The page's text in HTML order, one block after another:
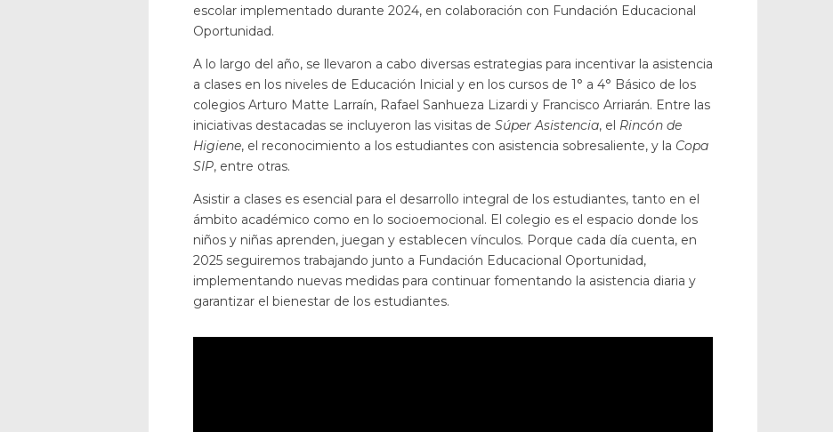
escolar implementado durante 2024, en colaboración con Fundación Educacional
Oportunidad.
A lo largo del año, se llevaron a cabo diversas estrategias para incentivar la asistencia
a clases en los niveles de Educación Inicial y en los cursos de 1° a 4° Básico de los
colegios Arturo Matte Larraín, Rafael Sanhueza Lizardi y Francisco Arriarán. Entre las
iniciativas destacadas se incluyeron las visitas de Súper Asistencia, el Rincón de
Higiene, el reconocimiento a los estudiantes con asistencia sobresaliente, y la Copa
SIP, entre otras.
Asistir a clases es esencial para el desarrollo integral de los estudiantes, tanto en el
ámbito académico como en lo socioemocional. El colegio es el espacio donde los
niños y niñas aprenden, juegan y establecen vínculos. Porque cada día cuenta, en
2025 seguiremos trabajando junto a Fundación Educacional Oportunidad,
implementando nuevas medidas para continuar fomentando la asistencia diaria y
garantizar el bienestar de los estudiantes.